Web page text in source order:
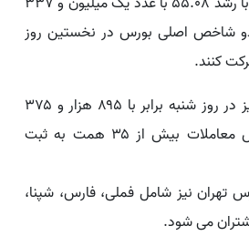
دو شاخص اصلی بورس در نخستین روز
کنند.
تعداد معاملات بورس نیز در روز شنبه برابر با ۸۹۵ هزار و ۳۷۵
فقره رقم خورده و ارزش معاملات بیش از ۳۵ همت به ثبت
تهران نیز شامل فملی، فارس، شپنا،
می شود.